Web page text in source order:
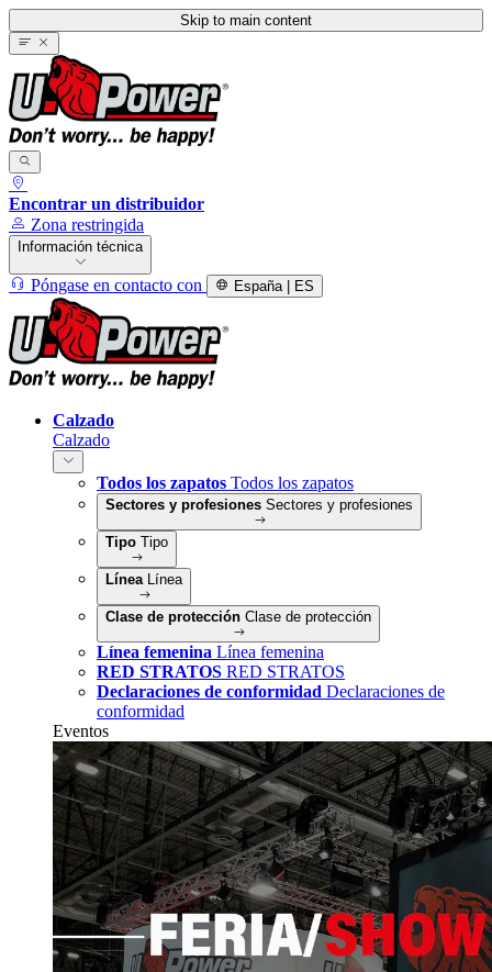
Skip to main content
Encontrar un distribuidor
Zona restringida
Información técnica
Póngase en contacto con España | ES
Calzado
Calzado
Todos los zapatos Todos los zapatos
Sectores y profesiones Sectores y profesiones
Tipo Tipo
Línea Línea
Clase de protección Clase de protección
Línea femenina Línea femenina
RED STRATOS RED STRATOS
Declaraciones de conformidad Declaraciones de
conformidad
Eventos